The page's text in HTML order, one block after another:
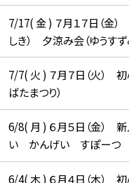
7/17( 金 ) ７月１７日（金
しき） 夕涼み会（ゆうすず
7/7( 火 ) ７月７日（火） 初
ばたまつり）
6/8( 月 ) ６月５日（金）
い かんげい すぽーつ
6/4( 木 ) ６月４日（木） 初